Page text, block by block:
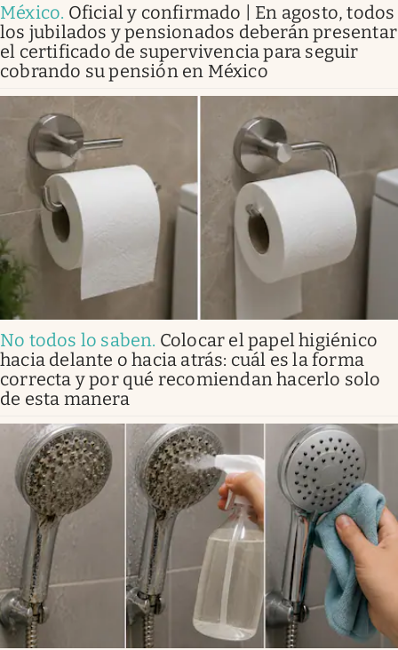
México. Oficial y confirmado | En agosto, todos
los jubilados y pensionados deberán presentar
el certificado de supervivencia para seguir
cobrando su pensión en México
No todos lo saben. Colocar el papel higiénico
hacia delante o hacia atrás: cuál es la forma
correcta y por qué recomiendan hacerlo solo
de esta manera